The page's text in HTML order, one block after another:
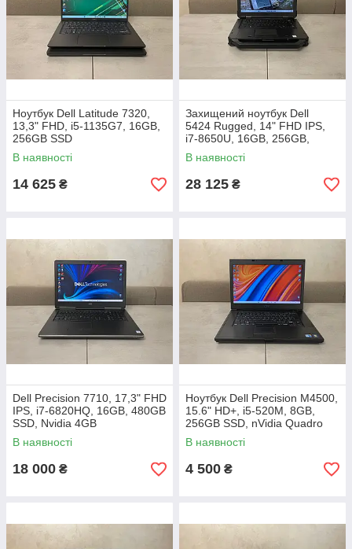
Ноутбук Dell Latitude 7320,
13,3" FHD, i5-1135G7, 16GB,
256GB SSD
В наявності
14 625 ₴
Захищений ноутбук Dell
5424 Rugged, 14" FHD IPS,
i7-8650U, 16GB, 256GB,
Radeon RX 540 4GB
В наявності
28 125 ₴
Dell Precision 7710, 17,3" FHD
IPS, i7-6820HQ, 16GB, 480GB
SSD, Nvidia 4GB
В наявності
18 000 ₴
Ноутбук Dell Precision M4500,
15.6" HD+, i5-520M, 8GB,
256GB SSD, nVidia Quadro
FX 880M 1GB
В наявності
4 500 ₴